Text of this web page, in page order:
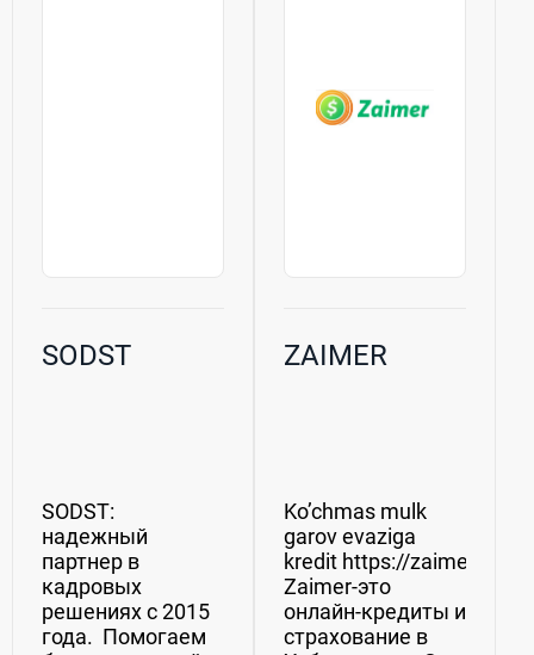
кратчайшие с...
SODST
SODST:
надежный
партнер в
кадровых
решениях с 2015
года. Помогаем
ZAIMER
Ko’chmas mulk
garov evaziga
kredit https://zaimer.uz/
Zaimer-это
онлайн-кредиты и
страхование в